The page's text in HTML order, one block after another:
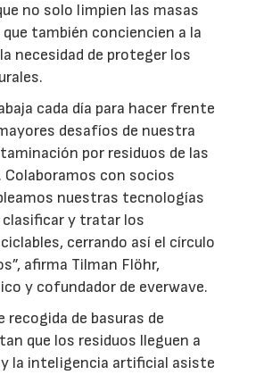
no solo limpien las masas
que también conciencien a la
necesidad de proteger los
cada día para hacer frente
desafíos de nuestra
por residuos de las
Colaboramos con socios
nuestras tecnologías
clasificar y tratar los
cerrando así el círculo
afirma Tilman Flöhr,
y cofundador de everwave.
recogida de basuras de
que los residuos lleguen a
la inteligencia artificial asiste